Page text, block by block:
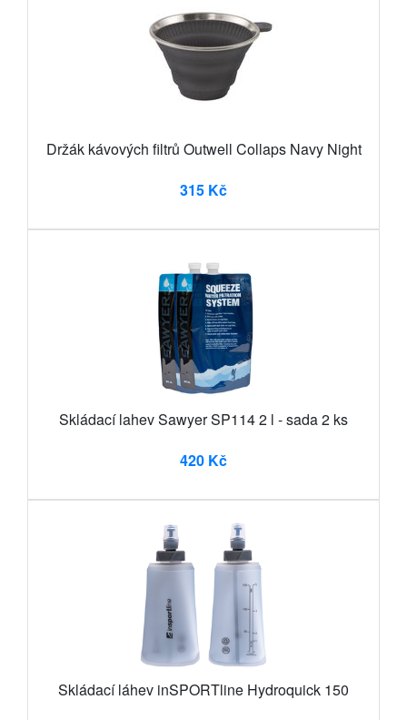
Držák kávových filtrů Outwell Collaps Navy Night
315 Kč
Skládací lahev Sawyer SP114 2 l - sada 2 ks
420 Kč
Skládací láhev inSPORTline Hydroquick 150